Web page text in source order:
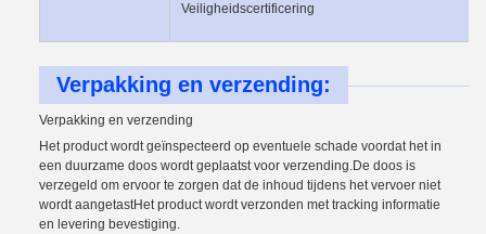
Veiligheidscertificering
Verpakking en verzending:
Verpakking en verzending
Het product wordt geïnspecteerd op eventuele schade voordat het in
een duurzame doos wordt geplaatst voor verzending.De doos is
verzegeld om ervoor te zorgen dat de inhoud tijdens het vervoer niet
wordt aangetastHet product wordt verzonden met tracking informatie
en levering bevestiging.